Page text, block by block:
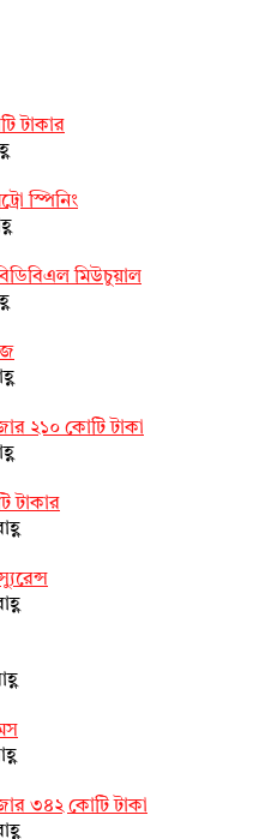
টাকার
স্পিনিং
মিউচুয়াল
২১০ কোটি টাকা
টাকার
৩৪২ কোটি টাকা